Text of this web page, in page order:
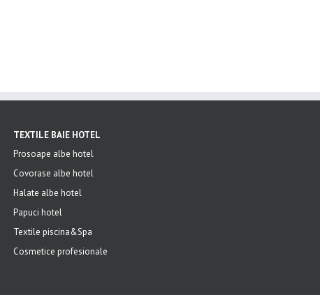
TEXTILE BAIE HOTEL
Prosoape albe hotel
Covorase albe hotel
Halate albe hotel
Papuci hotel
Textile piscina&Spa
Cosmetice profesionale